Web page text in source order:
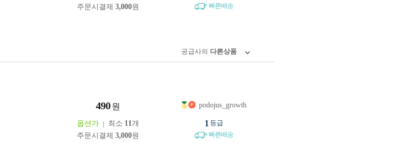
주문시결제 3,000원
빠른배송
공급사의 다른상품
490 원
옵션가 최소 11개
주문시결제 3,000원
podojus_growth
1 등급
빠른배송